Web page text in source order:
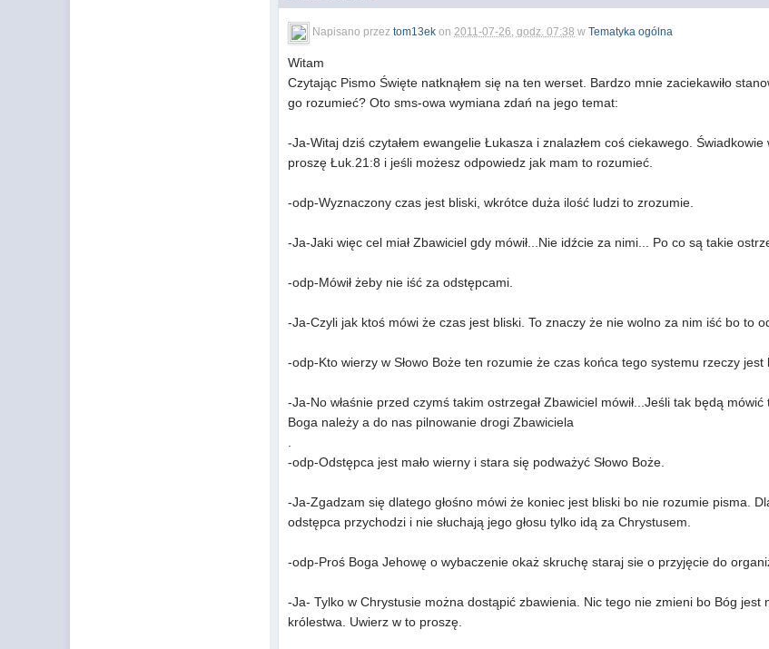
Napisano przeztom13ek on2011-07-26, godz. 07:38 wTematyka ogólna
Witam
Czytając Pismo Święte natknąłem się na ten werset. Bardzo mnie zaciekawiło
go rozumieć? Oto sms-owa wymiana zdań na jego temat:
-Ja-Witaj dziś czytałem ewangelie Łukasza i znalazłem coś ciekawego.
proszę Łuk.21:8 i jeśli możesz odpowiedz jak mam to rozumieć.
-odp-Wyznaczony czas jest bliski, wkrótce duża ilość ludzi to zrozumie.
-Ja-Jaki więc cel miał Zbawiciel gdy mówił...Nie idźcie za nimi... Po co są takie
-odp-Mówił żeby nie iść za odstępcami.
-Ja-Czyli jak ktoś mówi że czas jest bliski. To znaczy że nie wolno za nim iść bo to
-odp-Kto wierzy w Słowo Boże ten rozumie że czas końca tego systemu rzeczy jest
-Ja-No właśnie przed czymś takim ostrzegał Zbawiciel mówił...Jeśli tak będą
Boga należy a do nas pilnowanie drogi Zbawiciela
-odp-Odstępca jest mało wierny i stara się podważyć Słowo Boże.
-Ja-Zgadzam się dlatego głośno mówi że koniec jest bliski bo nie rozumie pisma.
odstępca przychodzi i nie słuchają jego głosu tylko idą za Chrystusem.
-odp-Proś Boga Jehowę o wybaczenie okaż skruchę staraj sie o przyjęcie do
-Ja- Tylko w Chrystusie można dostąpić zbawienia. Nic tego nie zmieni bo Bóg
królestwa. Uwierz w to proszę.